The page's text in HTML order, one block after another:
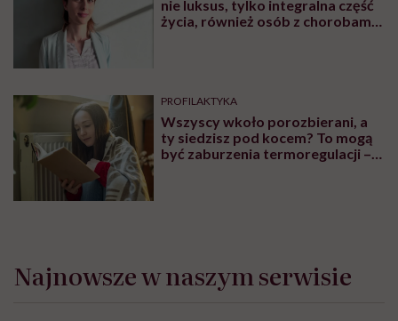
nie luksus, tylko integralna część
życia, również osób z chorobami
PROFILAKTYKA
Wszyscy wkoło porozbierani, a
ty siedzisz pod kocem? To mogą
być zaburzenia termoregulacji –
Najnowsze w naszym serwisie